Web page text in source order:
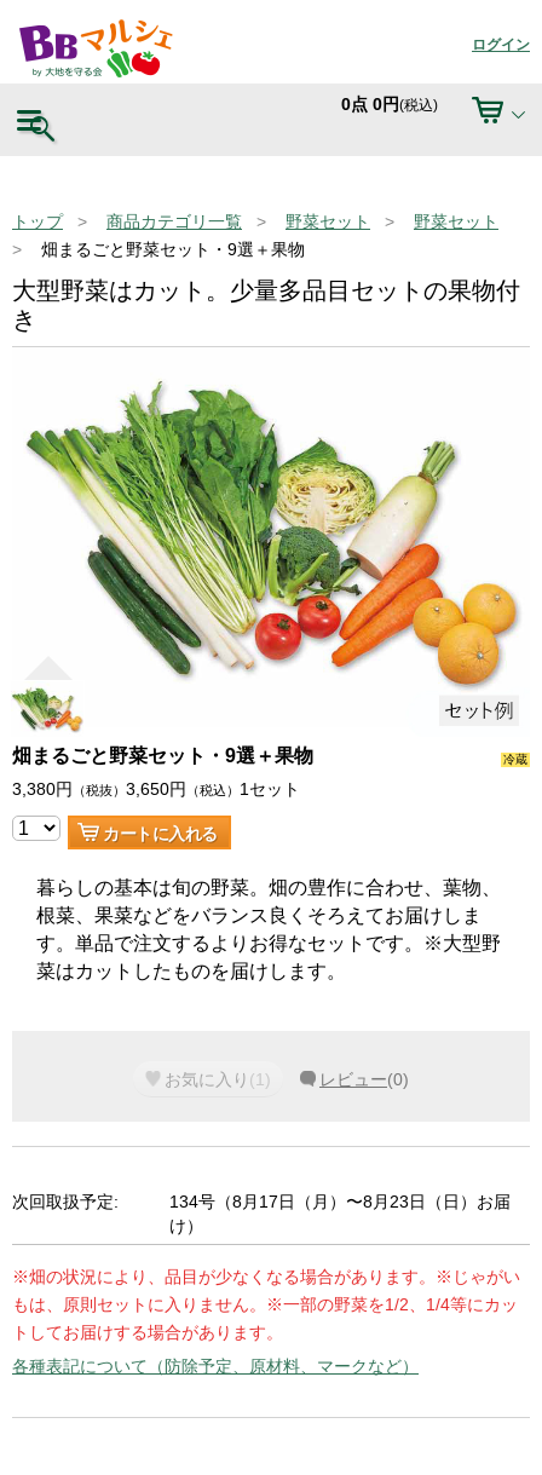
ログイン
0点 0円(税込)
トップ 商品カテゴリ一覧 野菜セット
野菜セット
畑まるごと野菜セット・9選＋果物
大型野菜はカット。少量多品目セットの果物付
き
畑まるごと野菜セット・9選＋果物 冷蔵
3,380円 （税抜） 3,650円 （税込） 1セット
カートに入れる
暮らしの基本は旬の野菜。畑の豊作に合わせ、葉物、
根菜、果菜などをバランス良くそろえてお届けしま
す。単品で注文するよりお得なセットです。※大型野
菜はカットしたものを届けします。
お気に入り (1 ) レビュー(0)
次回取扱予定:
134号（8月17日（月）〜8月23日（日）お届
け）
※畑の状況により、品目が少なくなる場合があります。※じゃがい
もは、原則セットに入りません。※一部の野菜を1/2、1/4等にカッ
トしてお届けする場合があります。
各種表記について（防除予定、原材料、マークなど）